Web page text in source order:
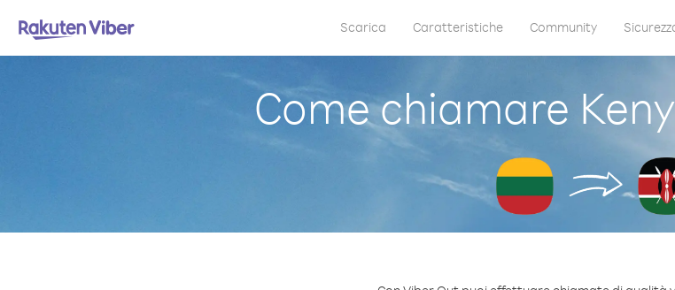
Scarica Caratteristiche Community
Come chiamare